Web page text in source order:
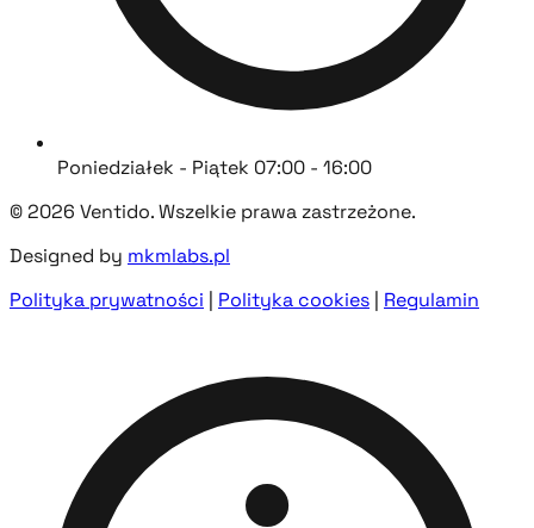
Poniedziałek - Piątek 07:00 - 16:00
© 2026 Ventido. Wszelkie prawa zastrzeżone.
Designed by mkmlabs.pl
Polityka prywatności | Polityka cookies | Regulamin